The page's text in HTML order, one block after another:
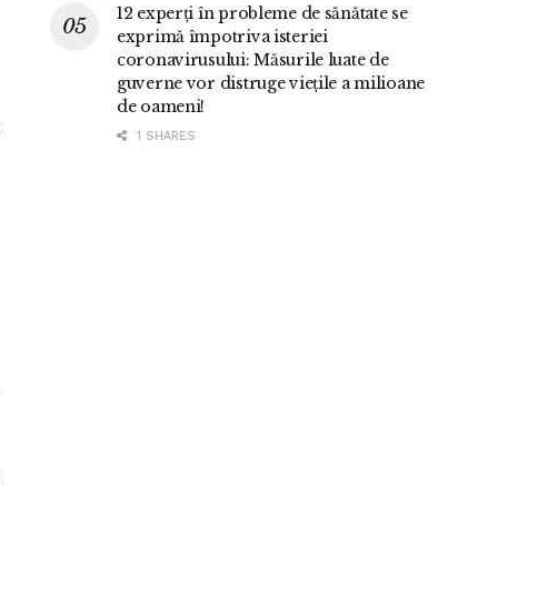
12 experți în probleme de sănătate se
exprimă împotriva isteriei
coronavirusului: Măsurile luate de
guverne vor distruge viețile a milioane
de oameni!
1 SHARES